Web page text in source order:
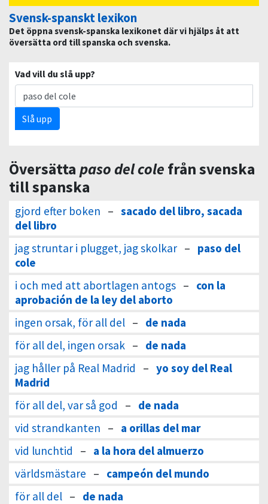
Svensk-spanskt lexikon
Det öppna svensk-spanska lexikonet där vi hjälps åt att
översätta ord till spanska och svenska.
Vad vill du slå upp?
Slå upp
Översätta paso del cole från svenska
till spanska
gjord efter boken – sacado del libro, sacada
del libro
jag struntar i plugget, jag skolkar – paso del
cole
i och med att abortlagen antogs – con la
aprobación de la ley del aborto
ingen orsak, för all del – de nada
för all del, ingen orsak – de nada
jag håller på Real Madrid
– yo soy del Real
Madrid
för all del, var så god
– de nada
vid strandkanten – a orillas del mar
vid lunchtid
– a la hora del almuerzo
världsmästare – campeón del mundo
för all del – de nada